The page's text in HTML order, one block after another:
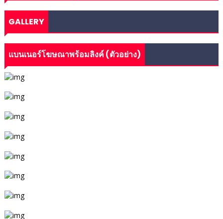
GALLERY
แบนเนอร์โฆษณาพร้อมลิงค์ (ตัวอย่าง)